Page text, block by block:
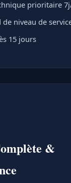
prioritaire
de niveau de
15 jours
&